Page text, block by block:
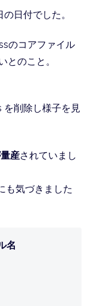
日付でした。
のコアファイル
とのこと。
を削除し様子を見
産されていまし
も気づきました
名